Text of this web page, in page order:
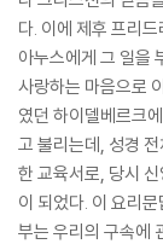
다. 이에 제후 프리
아누스에게 그 일을
사랑하는 마음으로
였던 하이델베르크
고 불리는데, 성경
한 교육서로, 당시
이 되었다. 이 요리
부는 우리의 구속에